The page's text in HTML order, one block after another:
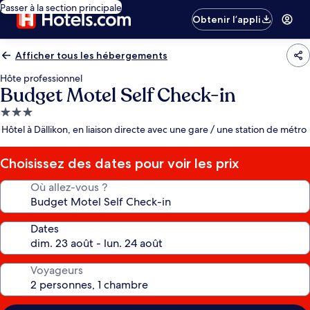
Passer à la section principale
Obtenir l’appli
Afficher tous les hébergements
Hôte professionnel
Budget Motel Self Check-in
Hébergement
3.0 étoiles
Hôtel à Dällikon, en liaison directe avec une gare / une station de métro
Choisissez des dates pour voir les prix
Où allez-vous ?
Dates
Voyageurs